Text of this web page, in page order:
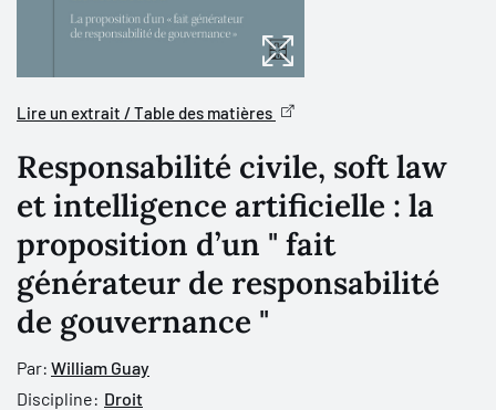
Lire un extrait / Table des matières
Responsabilité civile, soft law
et intelligence artificielle : la
proposition d’un " fait
générateur de responsabilité
de gouvernance "
Par: William Guay
Discipline: Droit